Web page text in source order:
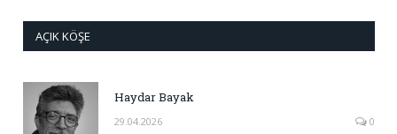
AÇIK KÖŞE
Haydar Bayak
29.04.2026 0